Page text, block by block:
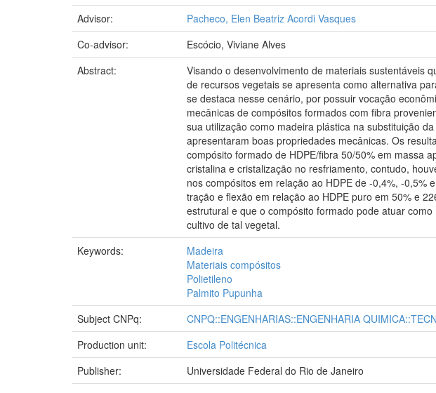
Advisor:
Pacheco, Elen Beatriz Acordi Vasques
Co-advisor:
Escócio, Viviane Alves
Abstract:
Visando o desenvolvimento de materiais sustentáveis
de recursos vegetais se apresenta como alternativa
se destaca nesse cenário, por possuir vocação
mecânicas de compósitos formados com fibra
sua utilização como madeira plástica na substituição
apresentaram boas propriedades mecânicas. Os
compósito formado de HDPE/fibra 50/50% em massa
cristalina e cristalização no resfriamento, contudo,
nos compósitos em relação ao HDPE de -0,4%, -
tração e flexão em relação ao HDPE puro em 50% e
estrutural e que o compósito formado pode atuar
cultivo de tal vegetal.
Keywords:
Madeira
Materiais compósitos
Polietileno
Palmito Pupunha
Subject CNPq:
CNPQ::ENGENHARIAS::ENGENHARIA
Production unit:
Escola Politécnica
Publisher:
Universidade Federal do Rio de Janeiro